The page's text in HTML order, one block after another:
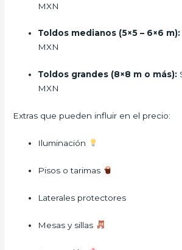
MXN
Toldos medianos (5×5 – 6×6 m):
MXN
Toldos grandes (8×8 m o más):
MXN
Extras que pueden influir en el precio:
Iluminación
Pisos o tarimas
Laterales protectores
Mesas y sillas